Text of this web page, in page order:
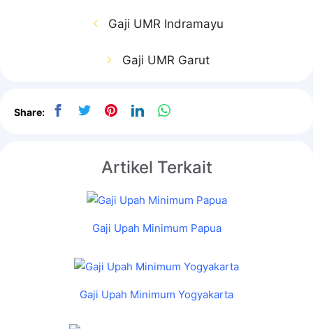
Gaji UMR Indramayu
Gaji UMR Garut
Share:
Artikel Terkait
Gaji Upah Minimum Papua
Gaji Upah Minimum Yogyakarta